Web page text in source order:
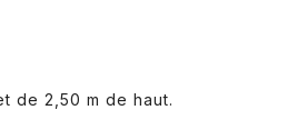
de 2,50 m de haut.